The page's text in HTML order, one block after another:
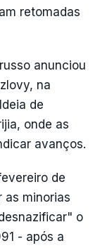
retomadas
anunciou
na
de
onde as
avanços.
de
as minorias
o
- após a